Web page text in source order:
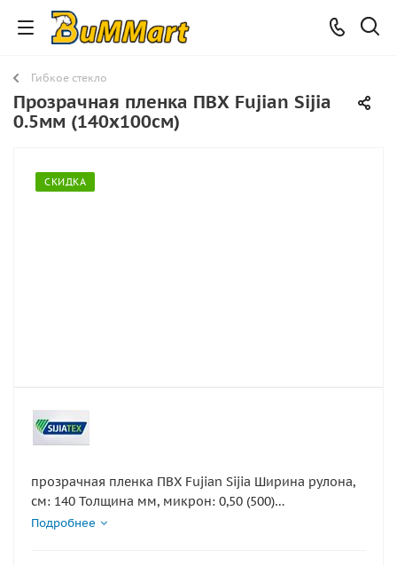
Гибкое стекло
Прозрачная пленка ПВХ Fujian Sijia
0.5мм (140х100см)
СКИДКА
прозрачная пленка ПВХ Fujian Sijia Ширина рулона,
см: 140 Толщина мм, микрон: 0,50 (500)
Морозостойкость: -20 цена за 1п.м 100х140см
Подробнее